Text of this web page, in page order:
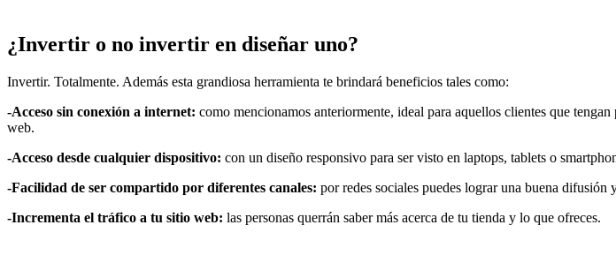
¿Invertir o no invertir en diseñar uno?
Invertir. Totalmente. Además esta grandiosa herramienta te brindará beneficios tales como:
-Acceso sin conexión a internet: como mencionamos anteriormente, ideal para aquellos clientes que
web.
-Acceso desde cualquier dispositivo: con un diseño responsivo para ser visto en laptops, tablets o
-Facilidad de ser compartido por diferentes canales: por redes sociales puedes lograr una buena difusión
-Incrementa el tráfico a tu sitio web: las personas querrán saber más acerca de tu tienda y lo que ofreces.